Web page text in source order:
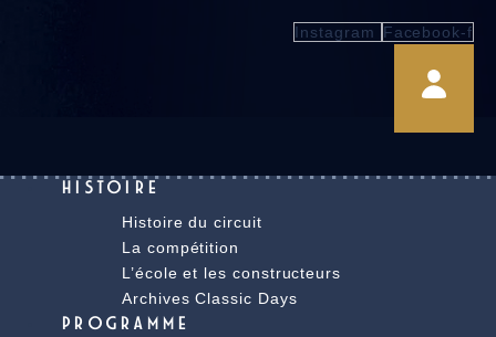
Instagram Facebook-f
HISTOIRE
Histoire du circuit
La compétition
L’école et les constructeurs
Archives Classic Days
PROGRAMME